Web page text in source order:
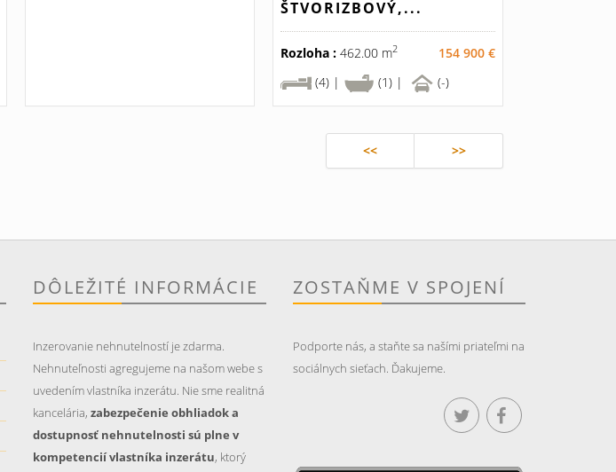
ŠTVORIZBOVÝ,...
Rozloha : 462.00 m2
154 900 €
(4) |
(1) | (-)
<< >>
DÔLEŽITÉ INFORMÁCIE
Inzerovanie nehnutelností je zdarma.
Nehnuteľnosti agregujeme na našom webe s
uvedením vlastníka inzerátu. Nie sme realitná
kancelária, zabezpečenie obhliadok a
dostupnosť nehnutelnosti sú plne v
kompetencií vlastníka inzerátu, ktorý
ZOSTAŇME V SPOJENÍ
Podporte nás, a staňte sa našími priateľmi na
sociálnych sieťach. Ďakujeme.